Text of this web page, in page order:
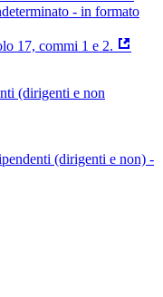
- in formato
17, commi 1 e 2.
(dirigenti e non
(dirigenti e non) -